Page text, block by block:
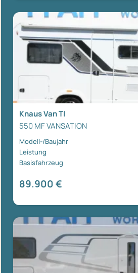
Knaus Van TI
550 MF VANSATION
Modell-/Baujahr
Leistung
Basisfahrzeug
89.900 €